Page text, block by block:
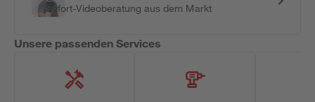
Sofort-Videoberatung aus dem Markt
Unsere passenden Services